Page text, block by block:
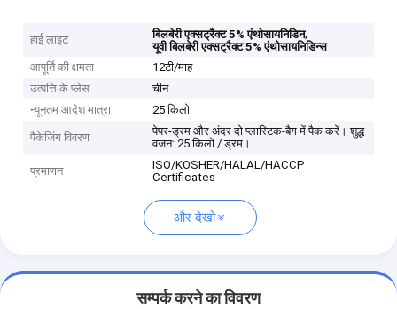
हाई लाइट बिलबेरी एक्सट्रैक्ट 5% एंथोसायनिडिन,
यूवी बिलबेरी एक्सट्रैक्ट 5% एंथोसायनिडिन्स
आपूर्ति की क्षमता
12टी/माह
उत्पत्ति के प्लेस
चीन
न्यूनतम आदेश मात्रा
25 किलो
पैकेजिंग विवरण
पेपर-ड्रम और अंदर दो प्लास्टिक-बैग में पैक करें। शुद्ध
वजन: 25 किलो / ड्रम।
प्रमाणन
ISO/KOSHER/HALAL/HACCP
Certificates
और देखो
सम्पर्क करने का विवरण